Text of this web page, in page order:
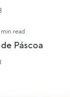
min read
Páscoa